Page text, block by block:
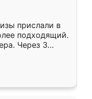
прислали в
подходящий.
Через 3
Остались
Ренессанс